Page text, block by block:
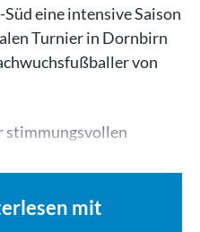
eine intensive Saison
Turnier in Dornbirn
von
stimmungsvollen
mit